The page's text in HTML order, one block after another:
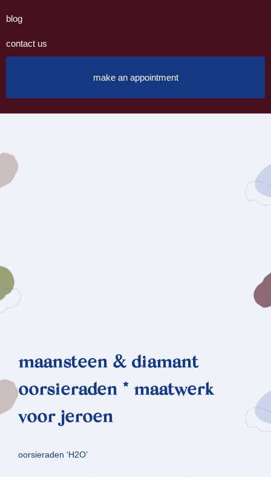
blog
contact us
make an appointment
maansteen & diamant
oorsieraden * maatwerk
voor jeroen
oorsieraden ‘H2O’